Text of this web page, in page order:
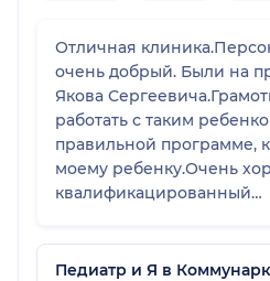
Отличная
очень добрый. Были на
Якова
работать с таким
правильной программе,
моему ребенку.Очень
квалификацированный
Педиатр и Я в